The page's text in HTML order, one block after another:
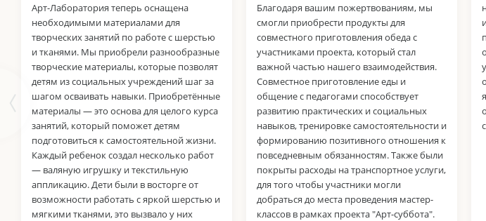
Арт-Лаборатория теперь оснащена
необходимыми материалами для
творческих занятий по работе с шерстью
и тканями. Мы приобрели разнообразные
творческие материалы, которые позволят
детям из социальных учреждений шаг за
шагом осваивать навыки. Приобретённые
материалы — это основа для целого курса
занятий, который поможет детям
подготовиться к самостоятельной жизни.
Каждый ребенок создал несколько работ
— валяную игрушку и текстильную
аппликацию. Дети были в восторге от
возможности работать с яркой шерстью и
мягкими тканями, это вызвало у них
Благодаря вашим пожертвованиям, мы
смогли приобрести продукты для
совместного приготовления обеда с
участниками проекта, который стал
важной частью нашего взаимодействия.
Совместное приготовление еды и
общение с педагогами способствует
развитию практических и социальных
навыков, тренировке самостоятельности и
формированию позитивного отношения к
повседневным обязанностям. Также были
покрыты расходы на транспортное услуги,
для того чтобы участники могли
добраться до места проведения мастер-
классов в рамках проекта "Арт-суббота".